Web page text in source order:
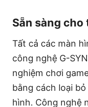
Sẵn sàng
Tất cả các màn
công nghệ G-
nghiệm chơi
bằng cách loại
hình. Công nghệ